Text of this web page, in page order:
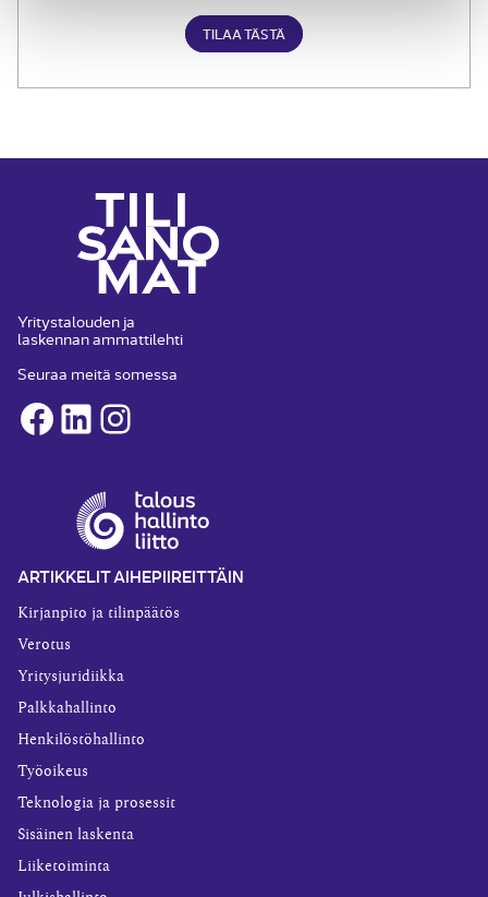
TILAA TÄSTÄ
Yritystalouden ja
laskennan ammattilehti
Seuraa meitä somessa
Facebook
LinkedInInstagram
ARTIKKELIT AIHEPIIREITTÄIN
Kirjanpito ja tilinpäätös
Verotus
Yritysjuridiikka
Palkkahallinto
Henkilöstöhallinto
Työoikeus
Teknologia ja prosessit
Sisäinen laskenta
Liiketoiminta